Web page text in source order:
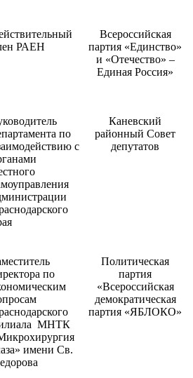
РАЕН
Всероссийская
партия «Единство»
и «Отечество» –
Единая Россия»
по
с
Каневский
районный Совет
депутатов
по
МНТК
имени Св.
Политическая
партия
«Всероссийская
демократическая
партия «ЯБЛОКО»